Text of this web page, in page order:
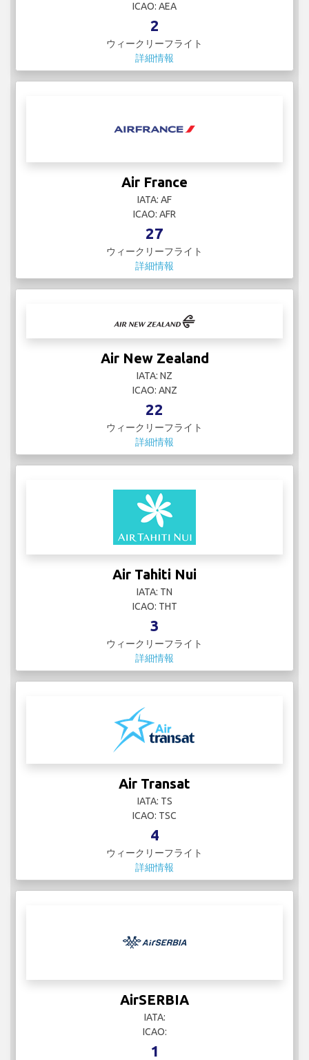
ICAO: AEA
2
ウィークリーフライト
詳細情報
Air France
IATA: AF
ICAO: AFR
27
ウィークリーフライト
詳細情報
Air New Zealand
IATA: NZ
ICAO: ANZ
22
ウィークリーフライト
詳細情報
Air Tahiti Nui
IATA: TN
ICAO: THT
3
ウィークリーフライト
詳細情報
Air Transat
IATA: TS
ICAO: TSC
4
ウィークリーフライト
詳細情報
AirSERBIA
IATA:
ICAO:
1